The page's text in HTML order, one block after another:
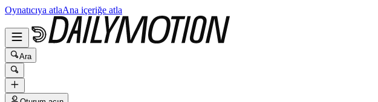
Oynatıcıya atlaAna içeriğe atla
Ara